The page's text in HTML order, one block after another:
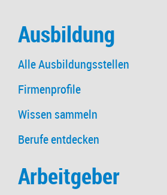
Ausbildung
Alle Ausbildungsstellen
Firmenprofile
Wissen sammeln
Berufe entdecken
Arbeitgeber